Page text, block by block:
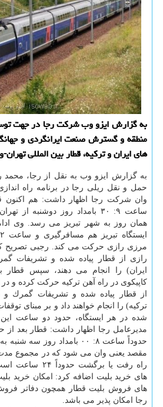
به گزارش ایزو وب شركت رجا در جهت
منطقه و گسترش صنعت ایرانگردی و
های ایران و تركیه، قطار بین المللی
به گزارش ایزو وب به نقل از رجا، محمد
حمل و نقل ریلی رجا در برنامه راه
وان شركت رجا اظهار داشت: هم اكنون
ساعت ۹: ۳۰ بامداد روز دوشنبه
همان روز به شهر تبریز می رسد. وی
مرزی رازی حركت می كند. رجبی تصریح
رازی از قطار پیاده شده و تشریفات
ایران) را انجام می دهند، سپس
كاپیكوی در راه آهن تركیه حركت كرده و
از قطار پیاده شده و تشریفات گمرك و
تركیه) را انجام خواهند داد و بر مبنای
شده در هر ایستگاه، حدود دو ساعت
مدیرعامل رجا اظهار داشت: قطار بعد از
حدوداً ساعت ۸: ۰۰ بامداد روز
مقصد یعنی وان می شود كه در مجموع مدت
راه رفت یا
های خرید بلیت اضافه كرد: امكان خرید
رجا امكان پذیر می باشد.